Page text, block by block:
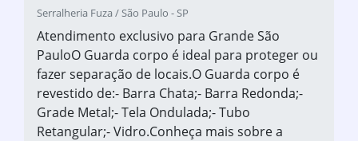
Serralheria Fuza / São Paulo - SP
Atendimento exclusivo para Grande São
PauloO Guarda corpo é ideal para proteger ou
fazer separação de locais.O Guarda corpo é
revestido de:- Barra Chata;- Barra Redonda;-
Grade Metal;- Tela Ondulada;- Tubo
Retangular;- Vidro.Conheça mais sobre a